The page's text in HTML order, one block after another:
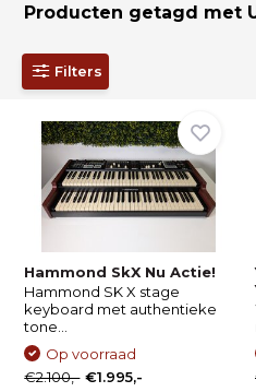
Producten getagd met
Filters
Hammond SkX Nu Actie!
Hammond SK X stage
keyboard met authentieke
tone...
Op voorraad
€2.100,- €1.995,-